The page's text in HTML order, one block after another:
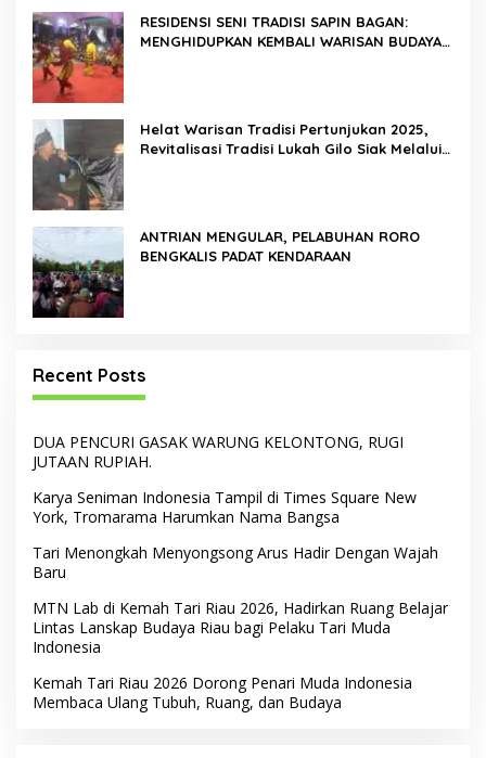
RESIDENSI SENI TRADISI SAPIN BAGAN:
MENGHIDUPKAN KEMBALI WARISAN BUDAYA
Helat Warisan Tradisi Pertunjukan 2025,
Revitalisasi Tradisi Lukah Gilo Siak Melalui
ANTRIAN MENGULAR, PELABUHAN RORO
BENGKALIS PADAT KENDARAAN
Recent Posts
DUA PENCURI GASAK WARUNG KELONTONG, RUGI
JUTAAN RUPIAH.
Karya Seniman Indonesia Tampil di Times Square New
York, Tromarama Harumkan Nama Bangsa
Tari Menongkah Menyongsong Arus Hadir Dengan Wajah
Baru
MTN Lab di Kemah Tari Riau 2026, Hadirkan Ruang Belajar
Lintas Lanskap Budaya Riau bagi Pelaku Tari Muda
Indonesia
Kemah Tari Riau 2026 Dorong Penari Muda Indonesia
Membaca Ulang Tubuh, Ruang, dan Budaya